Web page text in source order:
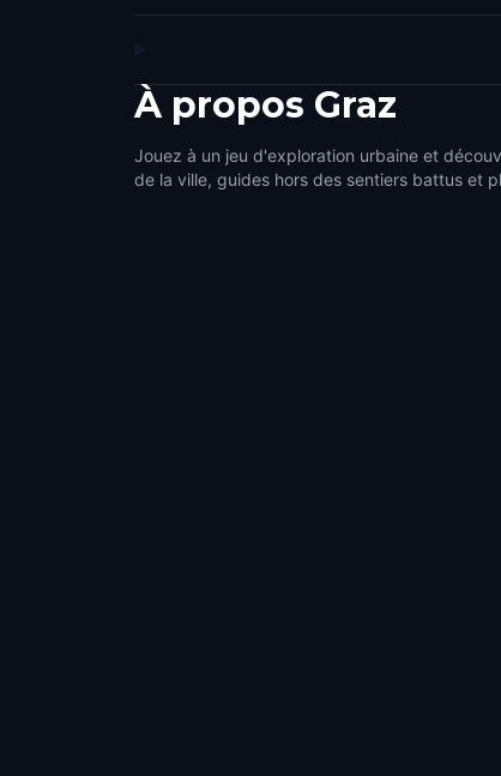
À propos Graz
Jouez à un jeu d'exploration urbaine et
de la ville, guides hors des sentiers battus et